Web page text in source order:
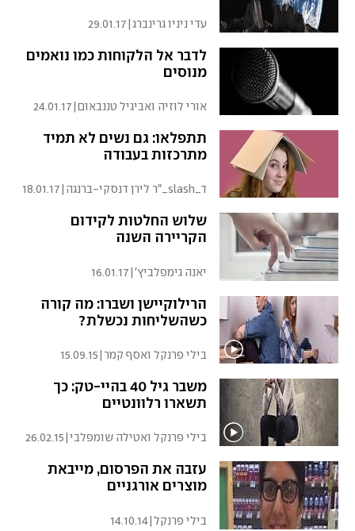
עדי ניניו גרינברג|
29.01.17
לדבר אל הלקוחות כמו נואמים
מנוסים
אורי לוזיה ואביגיל טננבאום 24.01.17
תתפלאו: גם נשים לא תמיד
מתרכזות בעבודה
ד_slash_"ר לירן דנסקי-ברנגה 18.01.17
שלוש החלטות לקידום
הקריירה השנה
יאנה גימפלביץ'|
16.01.17
הרילוקיישן ושברו: מה קורה
כשהשליחות נכשלת?
בילי פרנקל ואסף קמר|
15.09.15
משבר גיל 40 בהיי-טק: כך
תשארו רלוונטיים
בילי פרנקל ואטילה שומפלבי|
26.02.15
עזבה את הפרסום, מייבאת
מוצרים אורגניים
בילי פרנקל|
14.10.14